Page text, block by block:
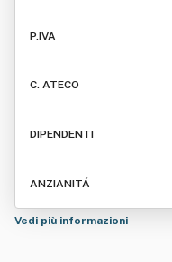
P.IVA
C. ATECO
DIPENDENTI
ANZIANITÁ
Vedi più informazioni